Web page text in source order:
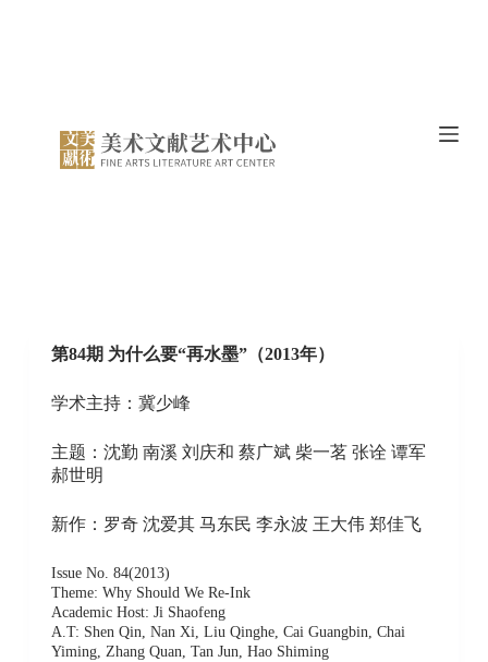
第84期 为什么要“再水墨”（2013年）
学术主持：冀少峰
主题：沈勤 南溪 刘庆和 蔡广斌 柴一茗 张诠 谭军
郝世明
新作：罗奇 沈爱其 马东民 李永波 王大伟 郑佳飞
Issue No. 84(2013)
Theme: Why Should We Re-Ink
Academic Host: Ji Shaofeng
A.T: Shen Qin, Nan Xi, Liu Qinghe, Cai Guangbin, Chai
Yiming, Zhang Quan, Tan Jun, Hao Shiming